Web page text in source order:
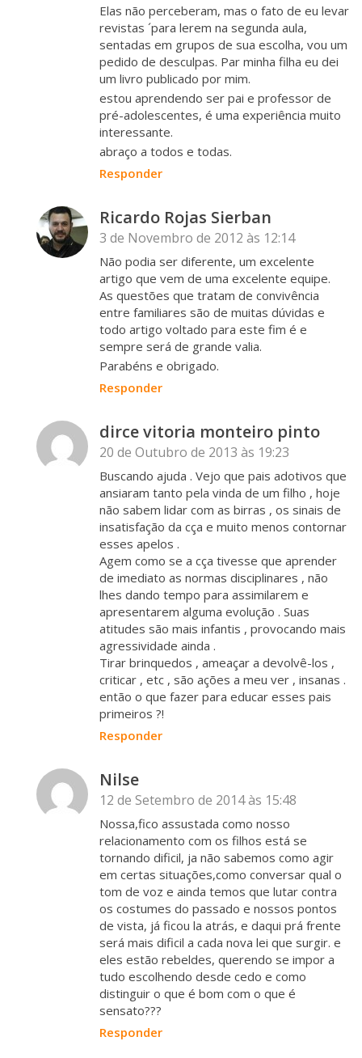
Elas não perceberam, mas o fato de eu levar
revistas ´para lerem na segunda aula,
sentadas em grupos de sua escolha, vou um
pedido de desculpas. Par minha filha eu dei
um livro publicado por mim.
estou aprendendo ser pai e professor de
pré-adolescentes, é uma experiência muito
interessante.
abraço a todos e todas.
Responder
Ricardo Rojas Sierban
3 de Novembro de 2012 às 12:14
Não podia ser diferente, um excelente
artigo que vem de uma excelente equipe.
As questões que tratam de convivência
entre familiares são de muitas dúvidas e
todo artigo voltado para este fim é e
sempre será de grande valia.
Parabéns e obrigado.
Responder
dirce vitoria monteiro pinto
20 de Outubro de 2013 às 19:23
Buscando ajuda . Vejo que pais adotivos que
ansiaram tanto pela vinda de um filho , hoje
não sabem lidar com as birras , os sinais de
insatisfação da cça e muito menos contornar
esses apelos .
Agem como se a cça tivesse que aprender
de imediato as normas disciplinares , não
lhes dando tempo para assimilarem e
apresentarem alguma evolução . Suas
atitudes são mais infantis , provocando mais
agressividade ainda .
Tirar brinquedos , ameaçar a devolvê-los ,
criticar , etc , são ações a meu ver , insanas .
então o que fazer para educar esses pais
primeiros ?!
Responder
Nilse
12 de Setembro de 2014 às 15:48
Nossa,fico assustada como nosso
relacionamento com os filhos está se
tornando dificil, ja não sabemos como agir
em certas situações,como conversar qual o
tom de voz e ainda temos que lutar contra
os costumes do passado e nossos pontos
de vista, já ficou la atrás, e daqui prá frente
será mais dificil a cada nova lei que surgir. e
eles estão rebeldes, querendo se impor a
tudo escolhendo desde cedo e como
distinguir o que é bom com o que é
sensato???
Responder